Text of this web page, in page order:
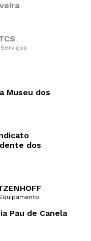
Pau de Canela
dos
Museu dos